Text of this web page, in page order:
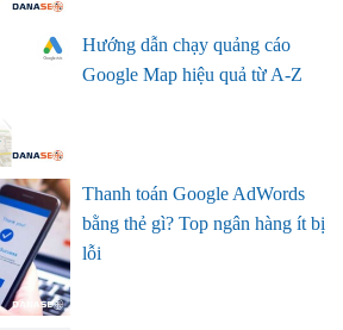
Hướng dẫn chạy quảng cáo
Google Map hiệu quả từ A-Z
Thanh toán Google AdWords
bằng thẻ gì? Top ngân hàng ít bị
lỗi